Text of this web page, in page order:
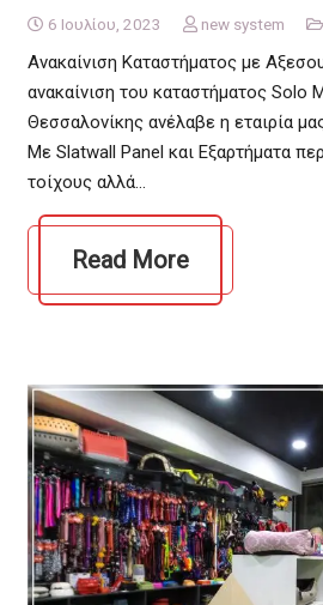
6 Ιουλίου, 2023 new system
Ανακαίνιση Καταστήματος με
ανακαίνιση του καταστήματος Solo
Θεσσαλονίκης ανέλαβε η εταιρία
Με Slatwall Panel και Εξαρτήματα
τοίχους αλλά…
Read More